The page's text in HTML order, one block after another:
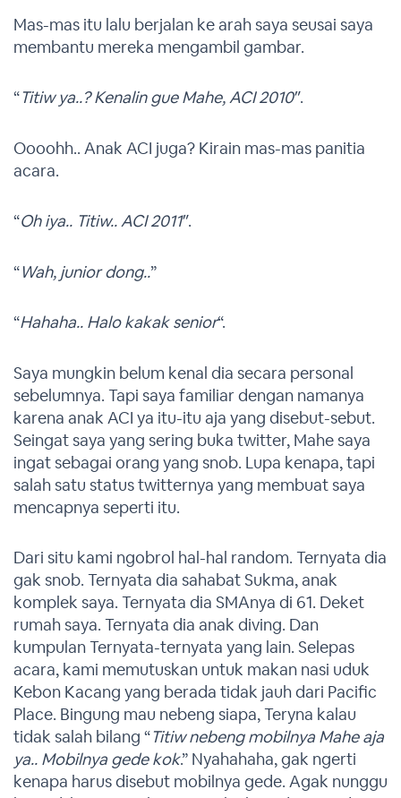
Mas-mas itu lalu berjalan ke arah saya seusai saya
membantu mereka mengambil gambar.
“Titiw ya..? Kenalin gue Mahe, ACI 2010″.
Oooohh.. Anak ACI juga? Kirain mas-mas panitia
acara.
“Oh iya.. Titiw.. ACI 2011″.
“Wah, junior dong..”
“Hahaha.. Halo kakak senior“.
Saya mungkin belum kenal dia secara personal
sebelumnya. Tapi saya familiar dengan namanya
karena anak ACI ya itu-itu aja yang disebut-sebut.
Seingat saya yang sering buka twitter, Mahe saya
ingat sebagai orang yang snob. Lupa kenapa, tapi
salah satu status twitternya yang membuat saya
mencapnya seperti itu.
Dari situ kami ngobrol hal-hal random. Ternyata dia
gak snob. Ternyata dia sahabat Sukma, anak
komplek saya. Ternyata dia SMAnya di 61. Deket
rumah saya. Ternyata dia anak diving. Dan
kumpulan Ternyata-ternyata yang lain. Selepas
acara, kami memutuskan untuk makan nasi uduk
Kebon Kacang yang berada tidak jauh dari Pacific
Place. Bingung mau nebeng siapa, Teryna kalau
tidak salah bilang “Titiw nebeng mobilnya Mahe aja
ya.. Mobilnya gede kok.” Nyahahaha, gak ngerti
kenapa harus disebut mobilnya gede. Agak nunggu